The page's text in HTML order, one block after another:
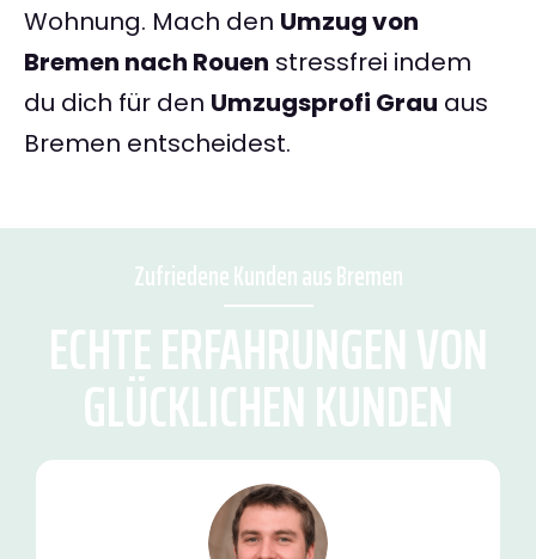
Wohnung. Mach den Umzug von
Bremen nach Rouen stressfrei indem
du dich für den Umzugsprofi Grau aus
Bremen entscheidest.
Zufriedene Kunden aus Bremen
ECHTE ERFAHRUNGEN VON
GLÜCKLICHEN KUNDEN